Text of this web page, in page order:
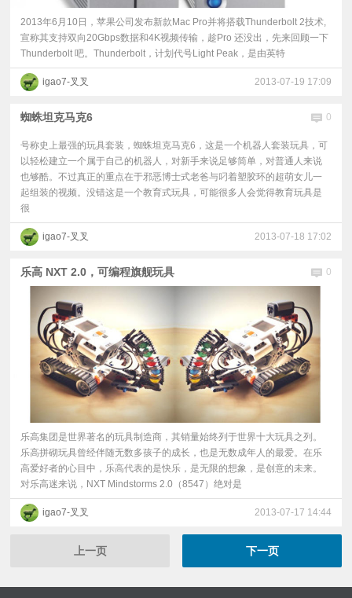
2013年6月10日，苹果公司发布新款Mac Pro并将搭载Thunderbolt 2技术,
宣称其支持双向20Gbps数据和4K视频传输，趁Pro 还没出，先来回顾一下
Thunderbolt 吧。Thunderbolt，计划代号Light Peak，是由英特
igao7-叉叉 2013-07-19 17:09
蜘蛛坦克马克6 0
号称史上最强的玩具套装，蜘蛛坦克马克6，这是一个机器人套装玩具，可
以轻松建立一个属于自己的机器人，对新手来说足够简单，对普通人来说
也够酷。不过真正的重点在于邪恶博士式老爸与叼着塑胶环的超萌女儿一
起组装的视频。没错这是一个教育式玩具，可能很多人会觉得教育玩具是
很
igao7-叉叉 2013-07-18 17:02
乐高 NXT 2.0，可编程旗舰玩具 0
乐高集团是世界著名的玩具制造商，其销量始终列于世界十大玩具之列。
乐高拼砌玩具曾经伴随无数多孩子的成长，也是无数成年人的最爱。在乐
高爱好者的心目中，乐高代表的是快乐，是无限的想象，是创意的未来。
对乐高迷来说，NXT Mindstorms 2.0（8547）绝对是
igao7-叉叉 2013-07-17 14:44
上一页 下一页